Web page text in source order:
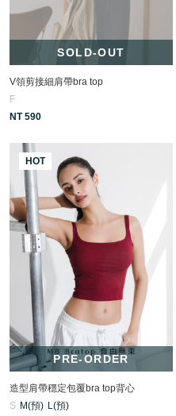
SOLD-OUT
V領剪接細肩帶bra top
F
NT 590
PRE-ORDER
HOT
造型肩帶穩定包覆bra top背心
S M(預) L(預)